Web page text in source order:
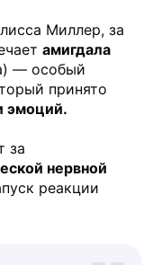
Миллер, за
амигдала
— особый
принято
эмоций.
за
нервной
реакции